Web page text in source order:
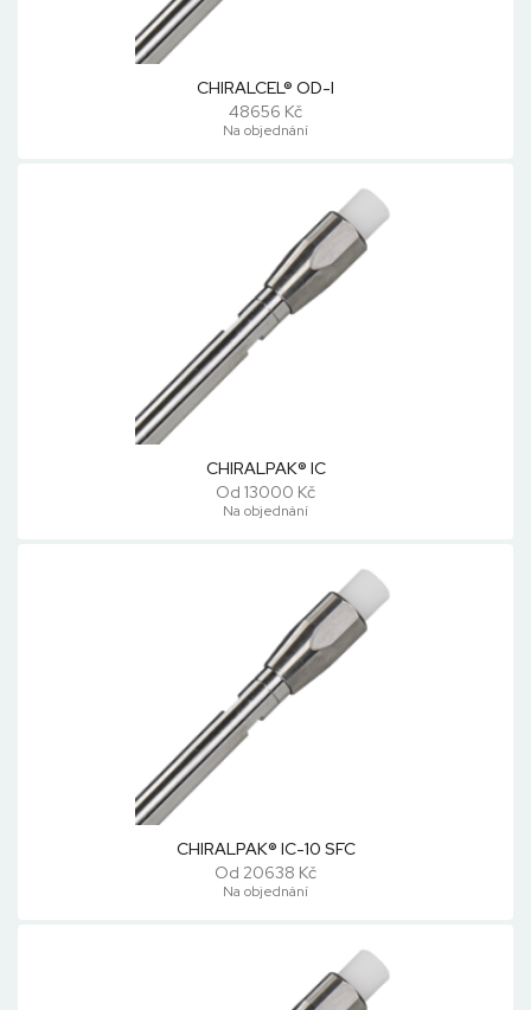
CHIRALCEL® OD-I
48656 Kč
Na objednání
CHIRALPAK® IC
Od 13000 Kč
Na objednání
CHIRALPAK® IC-10 SFC
Od 20638 Kč
Na objednání